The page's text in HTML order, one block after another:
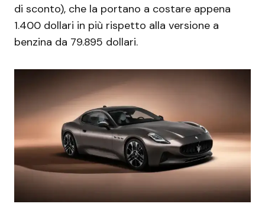
di sconto), che la portano a costare appena
1.400 dollari in più rispetto alla versione a
benzina da 79.895 dollari.